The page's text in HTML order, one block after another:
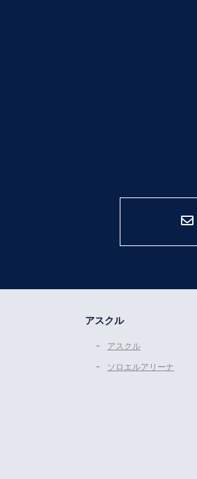
アスクル
アスクル
ソロエルアリーナ